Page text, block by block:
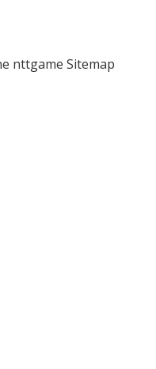
nttgame Sitemap